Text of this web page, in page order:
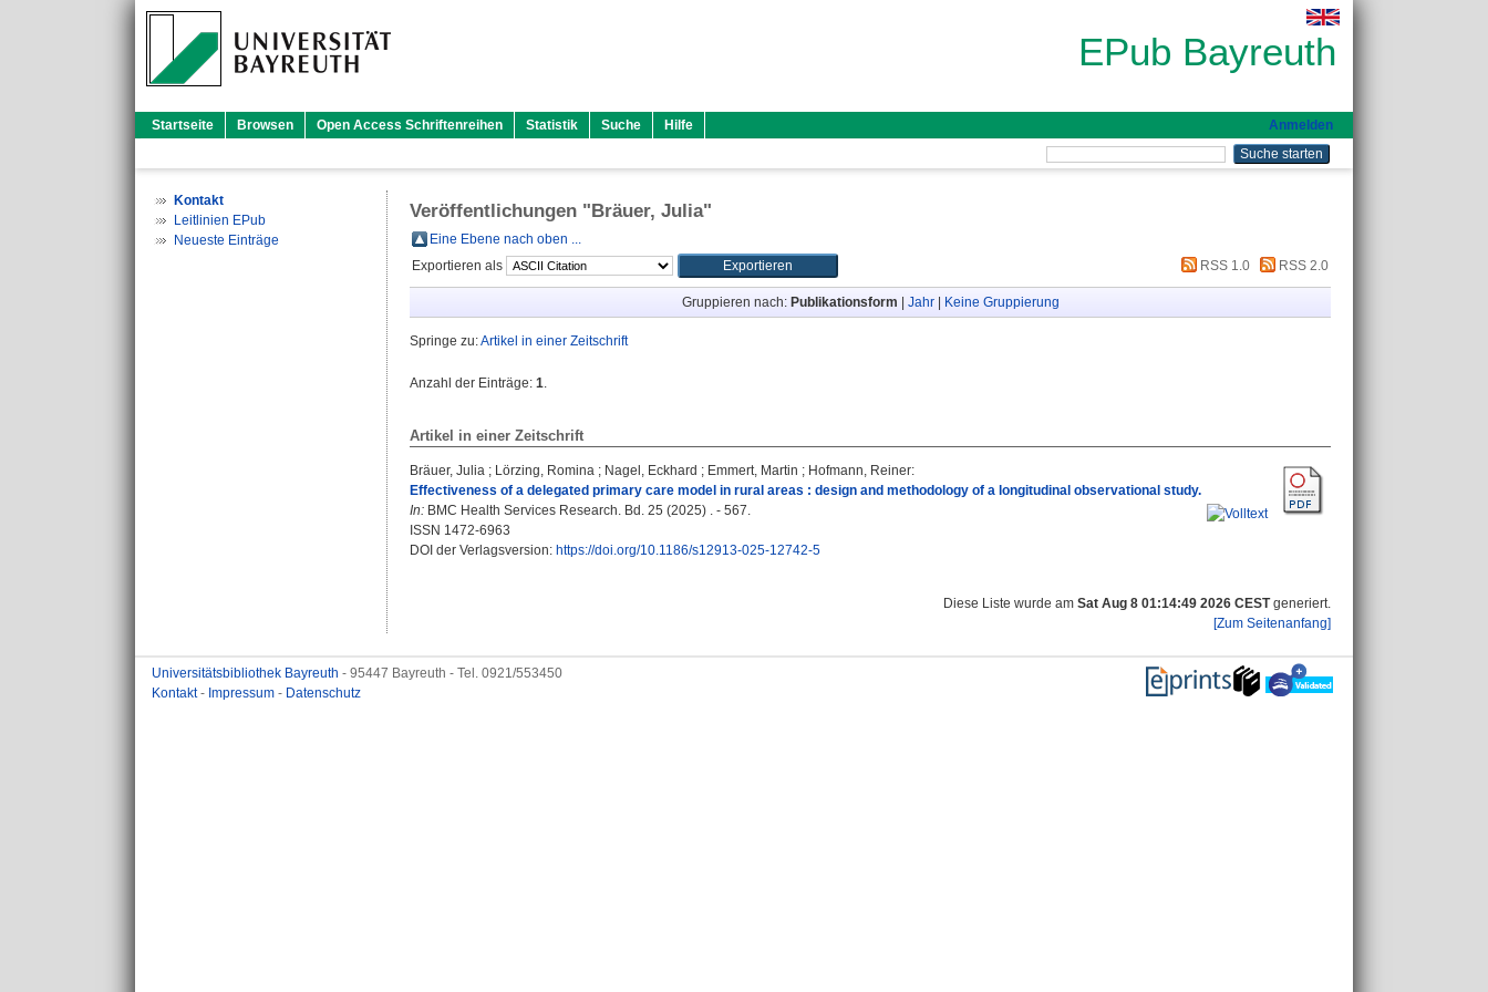
EPub Bayreuth
Startseite Browsen Open Access Schriftenreihen Statistik Suche Hilfe Anmelden
Kontakt
Leitlinien EPub
Neueste Einträge
Veröffentlichungen "Bräuer, Julia"
Eine Ebene nach oben ...
Exportieren als
RSS 1.0 RSS 2.0
Gruppieren nach: Publikationsform Jahr| Keine Gruppierung
Springe zu:Artikel in einer Zeitschrift
Anzahl der Einträge: 1.
Artikel in einer Zeitschrift
Bräuer, Julia ; Lörzing, Romina ; Nagel, Eckhard ; Emmert, Martin ; Hofmann, Reiner:
Effectiveness of a delegated primary care model in rural areas : design and methodology of a longitudinal observational study.
In: BMC Health Services Research. Bd. 25 (2025) . - 567.
ISSN 1472-6963
DOI der Verlagsversion: https://doi.org/10.1186/s12913-025-12742-5
Diese Liste wurde am Sat Aug 8 01:14:49 2026 CESTgeneriert.
[Zum Seitenanfang]
Universitätsbibliothek Bayreuth - 95447 Bayreuth - Tel. 0921/553450
Kontakt- Impressum - Datenschutz